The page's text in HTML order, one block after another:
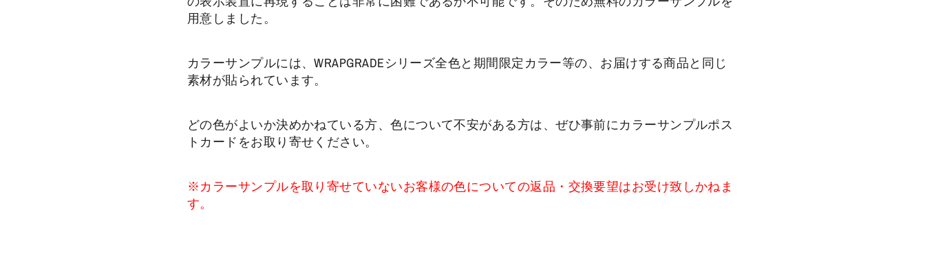
用意しました。
カラーサンプルには、WRAPGRADEシリーズ全色と期間限定カラー等の、お届けする商品と同じ
素材が貼られています。
どの色がよいか決めかねている方、色について不安がある方は、ぜひ事前にカラーサンプルポス
トカードをお取り寄せください。
※カラーサンプルを取り寄せていないお客様の色についての返品・交換要望はお受け致しかねま
す。